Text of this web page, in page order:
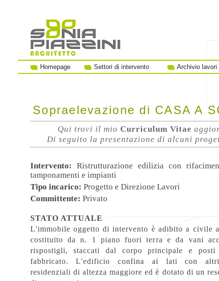
Homepage Settori di intervento Archivio lavori
Sopraelevazione di CASA A
Qui trovi il mio Curriculum Vitae
Di seguito la presentazione di alcuni
Intervento: Ristrutturazione edilizia con
tamponamenti e impianti
Tipo incarico: Progetto e Direzione Lavori
Committente: Privato
STATO ATTUALE
L'immobile oggetto di intervento è adibito a civile
costituito da n. 1 piano fuori terra e da vani
rispostigli, staccati dal corpo principale e
fabbricato. L'edificio confina ai lati con
residenziali di altezza maggiore ed è dotato di un